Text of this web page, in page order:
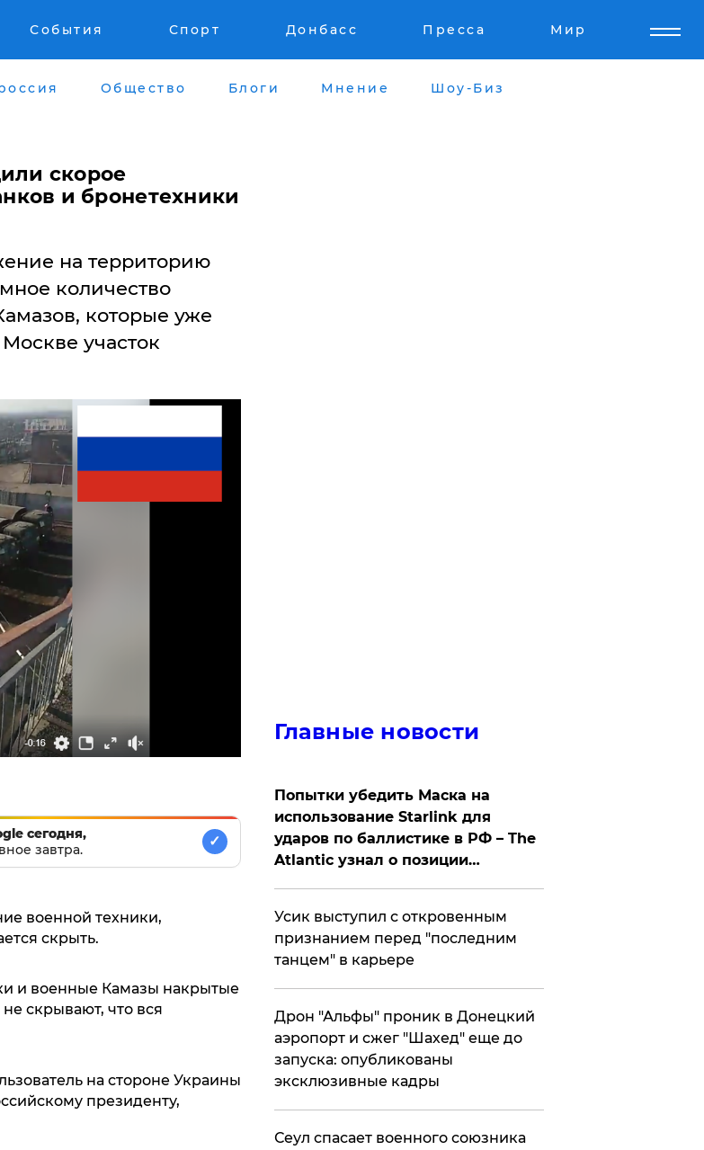
События Спорт Донбасс Пресса Мир
Общество Блоги Мнение Шоу-Биз
скорое
и бронетехники
на территорию
количество
которые уже
участок
сегодня,
завтра.
✓
военной техники,
скрыть.
и военные Камазы накрытые
скрывают, что вся
на стороне Украины
президенту,
Главные новости
Попытки убедить Маска на
использование Starlink для
ударов по баллистике в РФ – The
Atlantic узнал о позиции
Усик выступил с откровенным
признанием перед "последним
танцем" в карьере
Дрон "Альфы" проник в Донецкий
аэропорт и сжег "Шахед" еще до
запуска: опубликованы
эксклюзивные кадры
​Сеул спасает военного союзника